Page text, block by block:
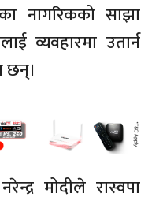
नागरिकको साझा
व्यवहारमा उतार्न
छन्।
मोदीले रास्वपा